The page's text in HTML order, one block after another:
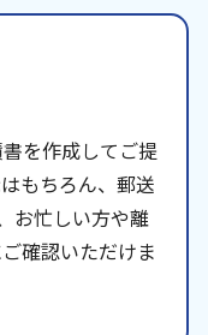
を作成してご提
もちろん、郵送
お忙しい方や離
確認いただけま